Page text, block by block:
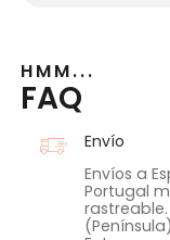
HMM...
FAQ
Envío
Envíos a
Portugal